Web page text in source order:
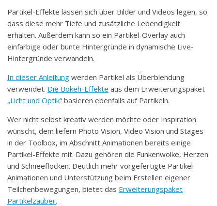
Partikel-Effekte lassen sich über Bilder und Videos legen, so
dass diese mehr Tiefe und zusätzliche Lebendigkeit
erhalten. Außerdem kann so ein Partikel-Overlay auch
einfarbige oder bunte Hintergründe in dynamische Live-
Hintergründe verwandeln.
In dieser Anleitung werden Partikel als Überblendung
verwendet. Die Bokeh-Effekte aus dem Erweiterungspaket
„Licht und Optik“ basieren ebenfalls auf Partikeln.
Wer nicht selbst kreativ werden möchte oder Inspiration
wünscht, dem liefern Photo Vision, Video Vision und Stages
in der Toolbox, im Abschnitt Animationen bereits einige
Partikel-Effekte mit. Dazu gehören die Funkenwolke, Herzen
und Schneeflocken. Deutlich mehr vorgefertigte Partikel-
Animationen und Unterstützung beim Erstellen eigener
Teilchenbewegungen, bietet das Erweiterungspaket
Partikelzauber.